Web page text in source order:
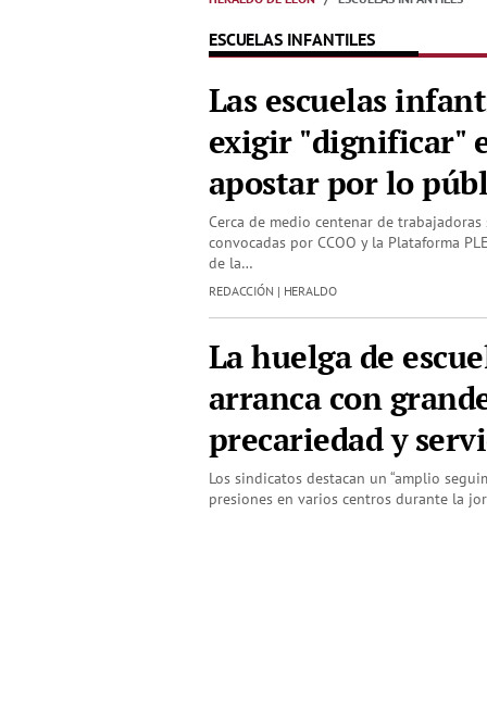
ESCUELAS INFANTILES
Las escuelas
exigir "dignificar"
apostar por lo
Cerca de medio centenar de
convocadas por CCOO y la Plataforma
de la…
REDACCIÓN | HERALDO
La huelga de
arranca con
precariedad y
Los sindicatos destacan un “amplio
presiones en varios centros durante la